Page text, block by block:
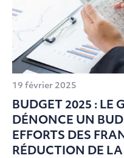
19 février 2025
BUDGET 2025 : LE
DÉNONCE UN
EFFORTS DES
RÉDUCTION DE